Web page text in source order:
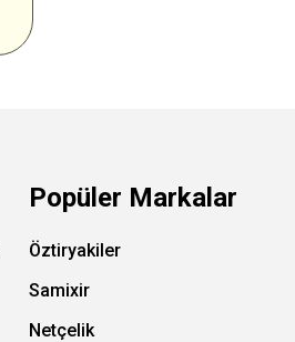
Popüler Markalar
Öztiryakiler
Samixir
Netçelik